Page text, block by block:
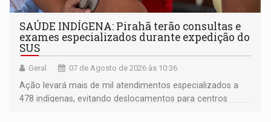
SAÚDE INDÍGENA: Pirahã terão consultas e
exames especializados durante expedição do
SUS
Geral 07 de Agosto de 2026 às 10:36
Ação levará mais de mil atendimentos especializados a
478 indígenas, evitando deslocamentos para centros